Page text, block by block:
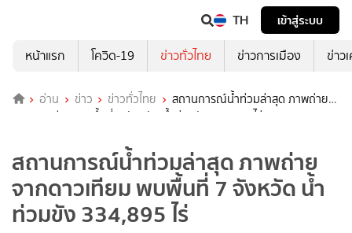
TH
เข้าสู่ระบบ
หน้าแรก
โควิด-19 ข่าวทั่วไทย ข่าวการเมือง ข่าว
อ่าน ข่าว ข่าวทั่วไทย
สถานการณ์น้ำท่วมล่าสุด ภาพถ่าย
จากดาวเทียม พบพื้นที่ 7 จังหวัด น้ำท่วมขัง 334,895 ไร่
สถานการณ์น้ำท่วมล่าสุด ภาพถ่าย
จากดาวเทียม พบพื้นที่ 7 จังหวัด น้ำ
ท่วมขัง 334,895 ไร่